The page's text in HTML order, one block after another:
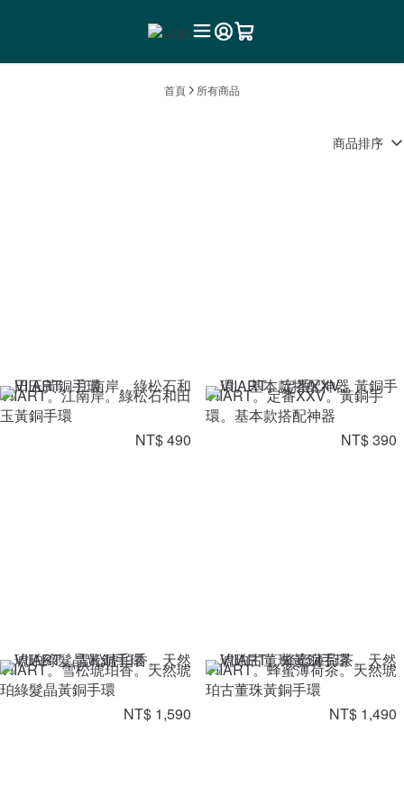
首頁 所有商品
商品排序
VIIART。江南岸。綠松石和田
玉黃銅手環
NT$ 490
VIIART。定番XXV。黃銅手
環。基本款搭配神器
NT$ 390
VIIART。雪松琥珀香。天然琥
珀綠髮晶黃銅手環
NT$ 1,590
VIIART。蜂蜜薄荷茶。天然琥
珀古董珠黃銅手環
NT$ 1,490